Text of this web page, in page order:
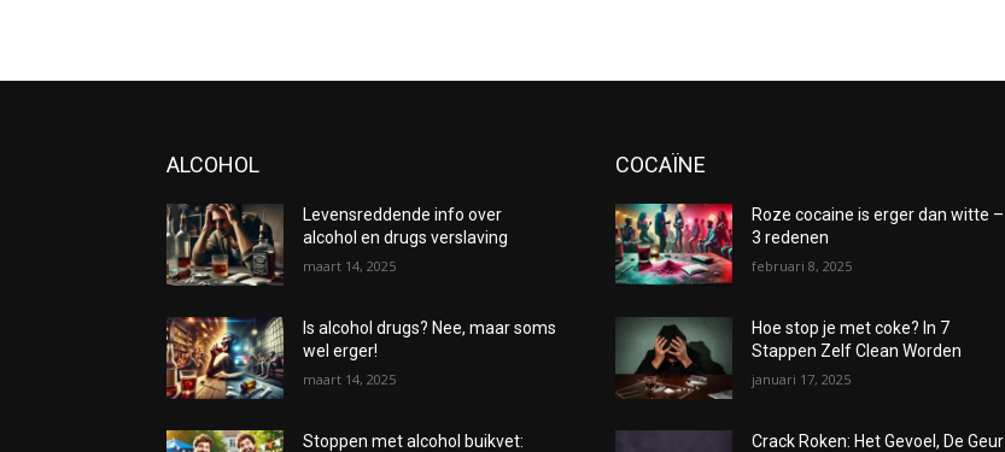
ALCOHOL
Levensreddende info over
alcohol en drugs verslaving
maart 14, 2025
Is alcohol drugs? Nee, maar soms
wel erger!
maart 14, 2025
Stoppen met alcohol buikvet:
COCAÏNE
Roze cocaine is erger dan witte –
3 redenen
februari 8, 2025
Hoe stop je met coke? In 7
Stappen Zelf Clean Worden
januari 17, 2025
Crack Roken: Het Gevoel, De Geur